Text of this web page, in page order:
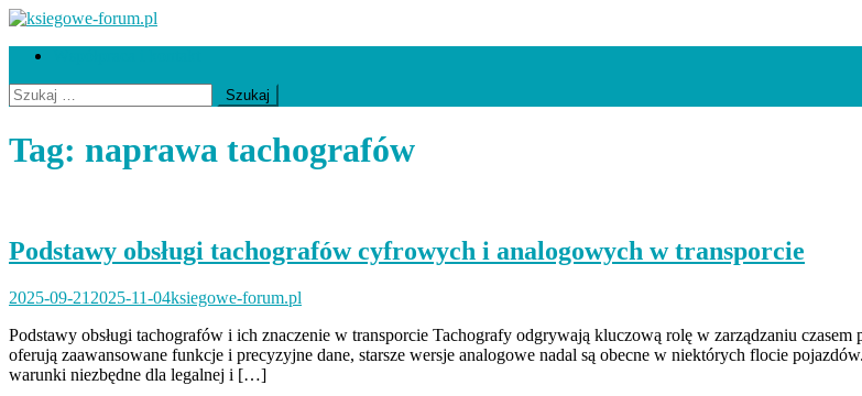
Skip
content
ksiegowe-forum.pl
Szukaj:
Tag: naprawa tachografów
Podstawy obsługi tachografów cyfrowych i analogowych w transporcie
2025-09-21 2025-11-04ksiegowe-forum.pl
Podstawy obsługi tachografów i ich znaczenie w transporcie Tachografy odgrywają kluczową rolę w zarządzaniu
oferują zaawansowane funkcje i precyzyjne dane, starsze wersje analogowe nadal są obecne w niektórych flocie
warunki niezbędne dla legalnej i […]